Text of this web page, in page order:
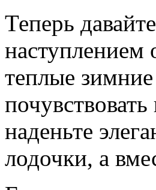
Теперь
наступлением
теплые
наденьте
лодочки, а